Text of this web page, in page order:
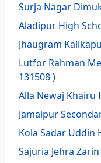
Surja Nagar
Aladipur High
Jhaugram
Lutfor Rahman
131508 )
Alla Newaj Khairu
Jamalpur
Kola Sadar Uddin
Sajuria Jehra